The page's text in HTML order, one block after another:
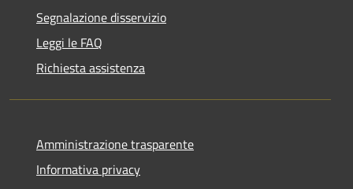
Segnalazione disservizio
Leggi le FAQ
Richiesta assistenza
Amministrazione trasparente
Informativa privacy